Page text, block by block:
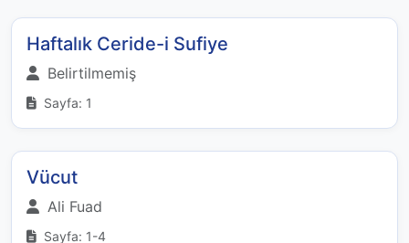
Haftalık Ceride-i Sufiye
Belirtilmemiş
Sayfa: 1
Vücut
Ali Fuad
Sayfa: 1-4